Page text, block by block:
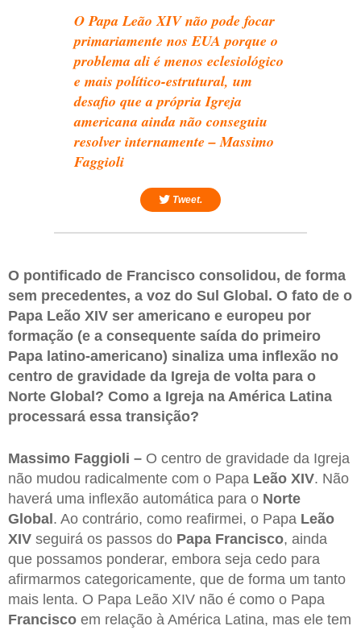
O Papa Leão XIV não pode focar
primariamente nos EUA porque o
problema ali é menos eclesiológico
e mais político-estrutural, um
desafio que a própria Igreja
americana ainda não conseguiu
resolver internamente – Massimo
Faggioli
Tweet.
O pontificado de Francisco consolidou, de forma
sem precedentes, a voz do Sul Global. O fato de o
Papa Leão XIV ser americano e europeu por
formação (e a consequente saída do primeiro
Papa latino-americano) sinaliza uma inflexão no
centro de gravidade da Igreja de volta para o
Norte Global? Como a Igreja na América Latina
processará essa transição?
Massimo Faggioli – O centro de gravidade da Igreja
não mudou radicalmente com o Papa Leão XIV. Não
haverá uma inflexão automática para o Norte
Global. Ao contrário, como reafirmei, o Papa Leão
XIV seguirá os passos do Papa Francisco, ainda
que possamos ponderar, embora seja cedo para
afirmarmos categoricamente, que de forma um tanto
mais lenta. O Papa Leão XIV não é como o Papa
Francisco em relação à América Latina, mas ele tem